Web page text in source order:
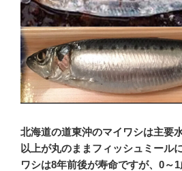
北海道の道東沖のマイワシは主要
以上が丸のままフィッシュミール
ワシは8年前後が寿命ですが、0～